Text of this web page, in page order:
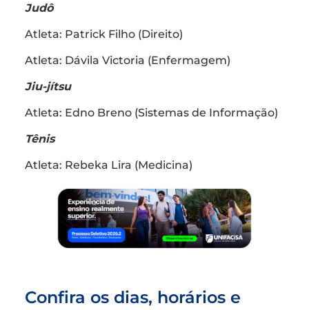
Judô
Atleta: Patrick Filho (Direito)
Atleta: Dávila Victoria (Enfermagem)
Jiu-jítsu
Atleta: Edno Breno (Sistemas de Informação)
Tênis
Atleta: Rebeka Lira (Medicina)
Confira os dias, horários e